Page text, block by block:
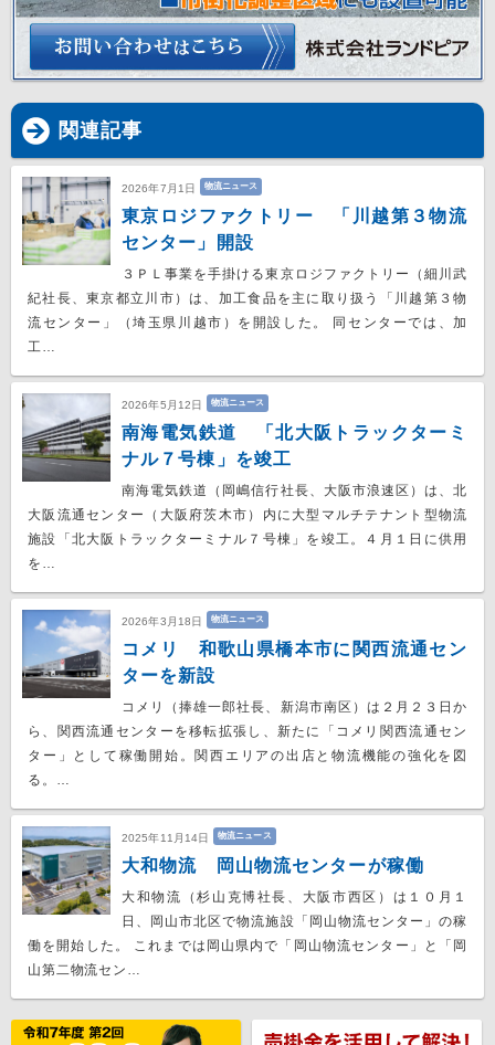
関連記事
2026年7月1日 物流ニュース
東京ロジファクトリー 「川越第３物流
センター」開設
３ＰＬ事業を手掛ける東京ロジファクトリー（細川武
紀社長、東京都立川市）は、加工食品を主に取り扱う「川越第３物
流センター」（埼玉県川越市）を開設した。 同センターでは、加
工…
2026年5月12日 物流ニュース
南海電気鉄道 「北大阪トラックターミ
ナル７号棟」を竣工
南海電気鉄道（岡嶋信行社長、大阪市浪速区）は、北
大阪流通センター（大阪府茨木市）内に大型マルチテナント型物流
施設「北大阪トラックターミナル７号棟」を竣工。４月１日に供用
を…
2026年3月18日 物流ニュース
コメリ 和歌山県橋本市に関西流通セン
ターを新設
コメリ（捧雄一郎社長、新潟市南区）は２月２３日か
ら、関西流通センターを移転拡張し、新たに「コメリ関西流通セン
ター」として稼働開始。関西エリアの出店と物流機能の強化を図
る。…
2025年11月14日 物流ニュース
大和物流 岡山物流センターが稼働
大和物流（杉山克博社長、大阪市西区）は１０月１
日、岡山市北区で物流施設「岡山物流センター」の稼
働を開始した。 これまでは岡山県内で「岡山物流センター」と「岡
山第二物流セン…